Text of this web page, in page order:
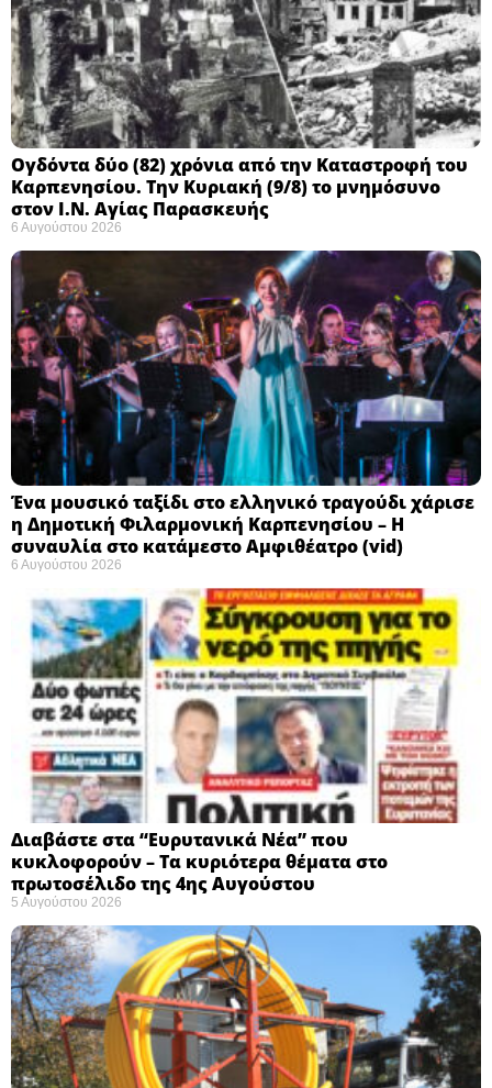
Ογδόντα δύο (82) χρόνια από την Καταστροφή του
Καρπενησίου. Την Κυριακή (9/8) το μνημόσυνο
στον Ι.Ν. Αγίας Παρασκευής
6 Αυγούστου 2026
Ένα μουσικό ταξίδι στο ελληνικό τραγούδι χάρισε
η Δημοτική Φιλαρμονική Καρπενησίου – Η
συναυλία στο κατάμεστο Αμφιθέατρο (vid)
6 Αυγούστου 2026
Διαβάστε στα “Ευρυτανικά Νέα” που
κυκλοφορούν – Τα κυριότερα θέματα στο
πρωτοσέλιδο της 4ης Αυγούστου
5 Αυγούστου 2026